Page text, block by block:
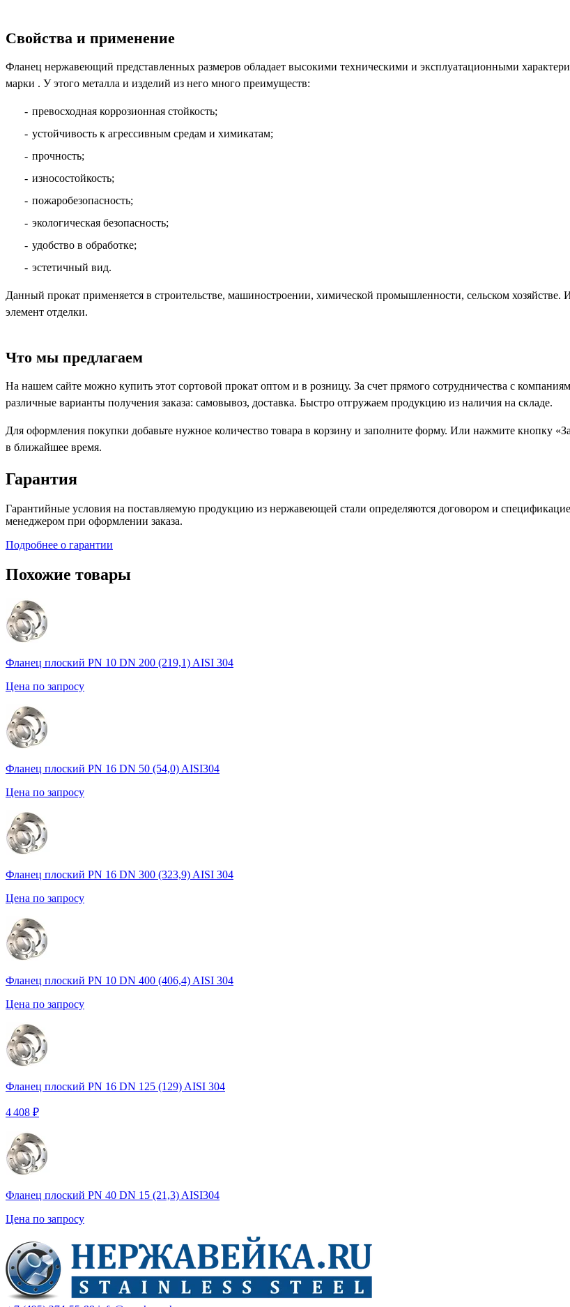
Свойства и применение
Фланец нержавеющий представленных размеров обладает высокими техническими и эксплуатационными
марки . У этого металла и изделий из него много преимуществ:
превосходная коррозионная стойкость;
устойчивость к агрессивным средам и химикатам;
прочность;
износостойкость;
пожаробезопасность;
экологическая безопасность;
удобство в обработке;
эстетичный вид.
Данный прокат применяется в строительстве, машиностроении, химической промышленности, сельском хозяйстве.
элемент отделки.
Что мы предлагаем
На нашем сайте можно купить этот сортовой прокат оптом и в розницу. За счет прямого сотрудничества с
различные варианты получения заказа: самовывоз, доставка. Быстро отгружаем продукцию из наличия на складе.
Для оформления покупки добавьте нужное количество товара в корзину и заполните форму. Или нажмите кнопку
в ближайшее время.
Гарантия
Гарантийные условия на поставляемую продукцию из нержавеющей стали определяются договором и
менеджером при оформлении заказа.
Подробнее о гарантии
Похожие товары
Фланец плоский PN 10 DN 200 (219,1) AISI 304
Цена по запросу
Фланец плоский PN 16 DN 50 (54,0) AISI304
Цена по запросу
Фланец плоский PN 16 DN 300 (323,9) AISI 304
Цена по запросу
Фланец плоский PN 10 DN 400 (406,4) AISI 304
Цена по запросу
Фланец плоский PN 16 DN 125 (129) AISI 304
4 408 ₽
Фланец плоский PN 40 DN 15 (21,3) AISI304
Цена по запросу